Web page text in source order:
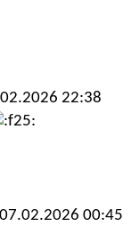
22:38
07.02.2026 00:45